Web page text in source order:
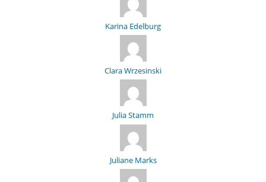
Karina Edelburg
Clara Wrzesinski
Julia Stamm
Juliane Marks